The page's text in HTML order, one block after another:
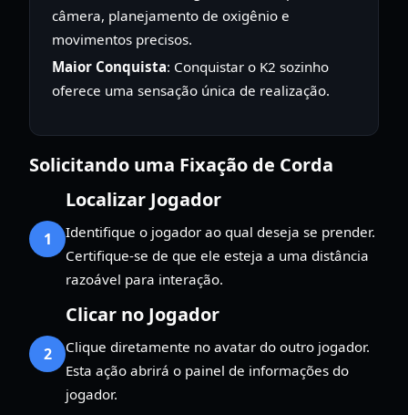
câmera, planejamento de oxigênio e
movimentos precisos.
Maior Conquista: Conquistar o K2 sozinho
oferece uma sensação única de realização.
Solicitando uma Fixação de Corda
1
Localizar Jogador
Identifique o jogador ao qual deseja se prender.
Certifique-se de que ele esteja a uma distância
razoável para interação.
2
Clicar no Jogador
Clique diretamente no avatar do outro jogador.
Esta ação abrirá o painel de informações do
jogador.